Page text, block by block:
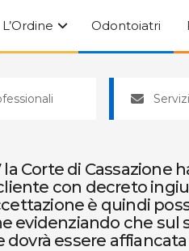
L’Ordine Odontoiatri
la Corte di
con decreto
è quindi
evidenziando che
dovrà essere